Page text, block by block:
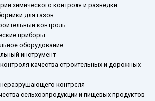
химического контроля и разведки
для газов
контроль
приборы
оборудование
инструмент
качества строительных и дорожных
контроля
сельхозпродукции и пищевых продуктов